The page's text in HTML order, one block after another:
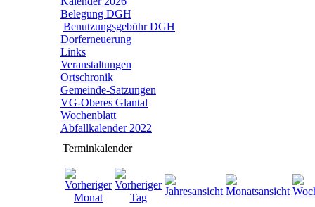
Belegung DGH
Benutzungsgebühr DGH
Dorferneuerung
Links
Veranstaltungen
Ortschronik
Gemeinde-Satzungen
VG-Oberes Glantal
Wochenblatt
Abfallkalender 2022
Terminkalender